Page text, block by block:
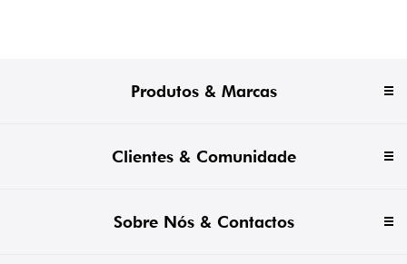
Produtos & Marcas
Clientes & Comunidade
Sobre Nós & Contactos